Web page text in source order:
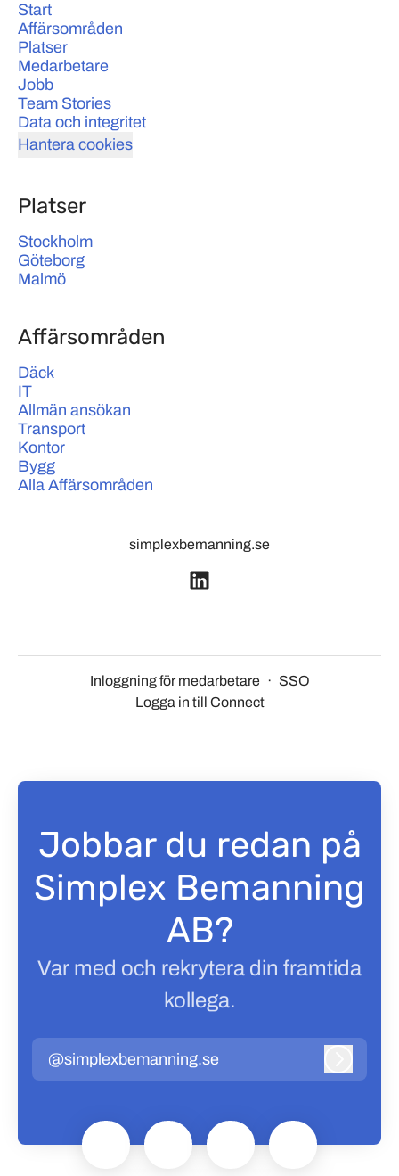
Start
Affärsområden
Platser
Medarbetare
Jobb
Team Stories
Data och integritet
Hantera cookies
Platser
Stockholm
Göteborg
Malmö
Affärsområden
Däck
IT
Allmän ansökan
Transport
Kontor
Bygg
Alla Affärsområden
simplexbemanning.se
Inloggning för medarbetare · SSO
Logga in till Connect
Jobbar du redan på
Simplex Bemanning
AB?
Var med och rekrytera din framtida
kollega.
@simplexbemanning.se